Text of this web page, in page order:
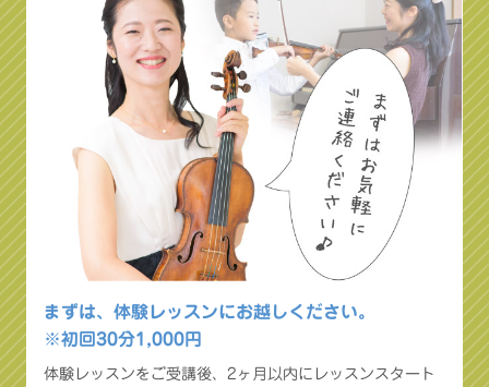
まずは、体験レッスンにお越しください。
※初回30分1,000円
体験レッスンをご受講後、2ヶ月以内にレッスンスタート